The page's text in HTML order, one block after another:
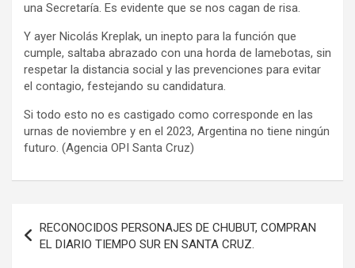
una Secretaría. Es evidente que se nos cagan de risa.
Y ayer Nicolás Kreplak, un inepto para la función que
cumple, saltaba abrazado con una horda de lamebotas, sin
respetar la distancia social y las prevenciones para evitar
el contagio, festejando su candidatura.
Si todo esto no es castigado como corresponde en las
urnas de noviembre y en el 2023, Argentina no tiene ningún
futuro. (Agencia OPI Santa Cruz)
de
RECONOCIDOS PERSONAJES DE CHUBUT, COMPRAN
EL DIARIO TIEMPO SUR EN SANTA CRUZ.